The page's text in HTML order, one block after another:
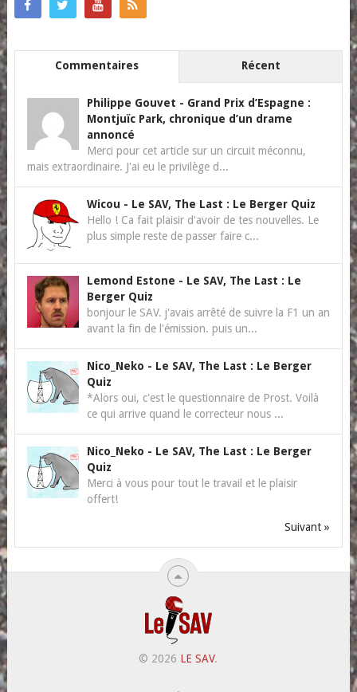
Commentaires Récent
Philippe Gouvet - Grand Prix d’Espagne :
Montjuïc Park, chronique d’un drame
annoncé
Merci pour cet article sur un circuit méconnu,
mais extraordinaire. J'ai eu le privilège d...
Wicou - Le SAV, The Last : Le Berger Quiz
Hello ! Ca fait plaisir d'avoir de tes nouvelles. Le
plus simple reste de passer faire c...
Lemond Estone - Le SAV, The Last : Le
Berger Quiz
bonjour le SAV. j'avais arrêté de suivre la F1 un an
avant la fin de l'émission. puis un...
Nico_Neko - Le SAV, The Last : Le Berger
Quiz
*Alors oui, c'est le questionnaire de Prost. Voilà
ce qui arrive quand le correcteur nous ...
Nico_Neko - Le SAV, The Last : Le Berger
Quiz
Merci à vous pour tout le travail et le plaisir
offert!
Suivant »
© 2026 LE SAV.
.